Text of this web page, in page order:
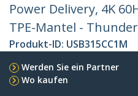
Power Delivery, 4K
TPE-Mantel -
Produkt-ID: USB315CC1M
Werden Sie ein Partner
Wo kaufen